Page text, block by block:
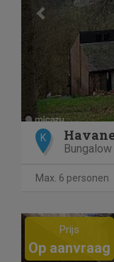
K
Bungalow
Max. 6 personen
Previous
Prijs
Op aanvraag